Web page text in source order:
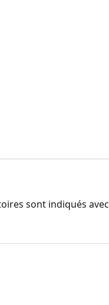
sont indiqués avec